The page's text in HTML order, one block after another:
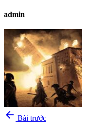
admin
arrow_back Bài trước